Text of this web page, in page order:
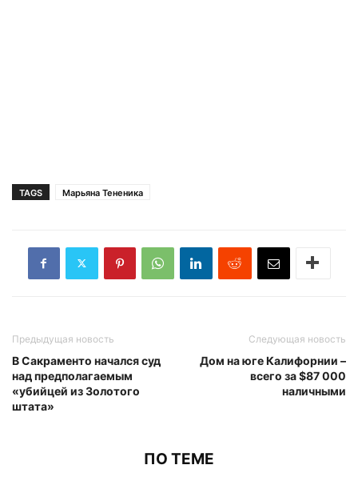
TAGS Марьяна Тененика
Предыдущая новость
В Сакраменто начался суд
над предполагаемым
«убийцей из Золотого
штата»
Следующая новость
Дом на юге Калифорнии –
всего за $87 000
наличными
ПО ТЕМЕ